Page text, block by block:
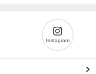
Instagram